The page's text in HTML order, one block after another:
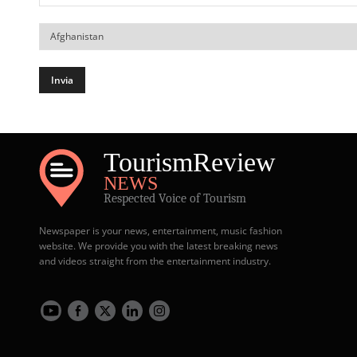
tuo
TourismReview
NEWS
Respected Voice of Tourism
Newspaper is your news, entertainment, music fashion
website. We provide you with the latest breaking news
and videos straight from the entertainment industry.